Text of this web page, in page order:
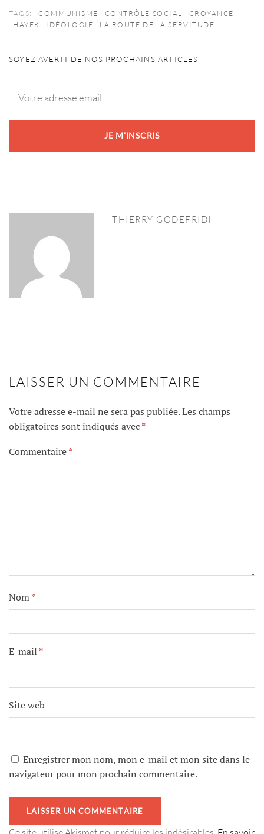
TAGS: COMMUNISME CONTRÔLE SOCIAL
CROYANCE
HAYEK
IDÉOLOGIE LA ROUTE DE LA SERVITUDE
SOYEZ AVERTI DE NOS PROCHAINS ARTICLES
THIERRY GODEFRIDI
LAISSER UN COMMENTAIRE
Votre adresse e-mail ne sera pas publiée.Les champs
obligatoires sont indiqués avec*
Commentaire*
Nom*
E-mail *
Site web
Enregistrer mon nom, mon e-mail et mon site dans le
navigateur pour mon prochain commentaire.